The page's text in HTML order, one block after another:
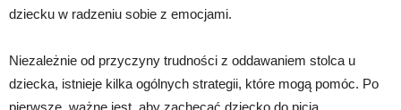
dziecku w radzeniu sobie z emocjami.
Niezależnie od przyczyny trudności z oddawaniem stolca u
dziecka, istnieje kilka ogólnych strategii, które mogą pomóc. Po